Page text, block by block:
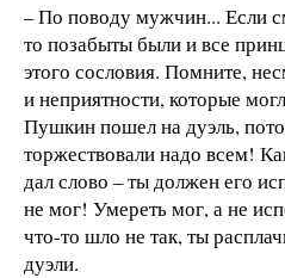
– По поводу мужчин... Если
то позабыты были и все
этого сословия. Помните,
и неприятности, которые
Пушкин пошел на дуэль,
торжествовали надо всем!
дал слово – ты должен его
не мог! Умереть мог, а не
что-то шло не так, ты
дуэли.